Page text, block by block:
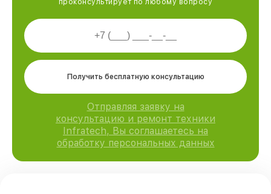
Получить бесплатную консультацию
Отправляя заявку на
консультацию и ремонт техники
Infratech, Вы соглашаетесь на
обработку персональных данных